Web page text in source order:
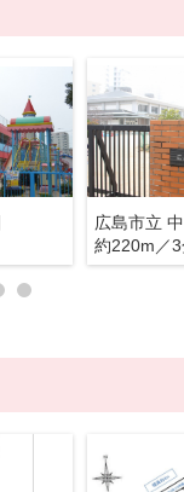
広島市立
約220m／